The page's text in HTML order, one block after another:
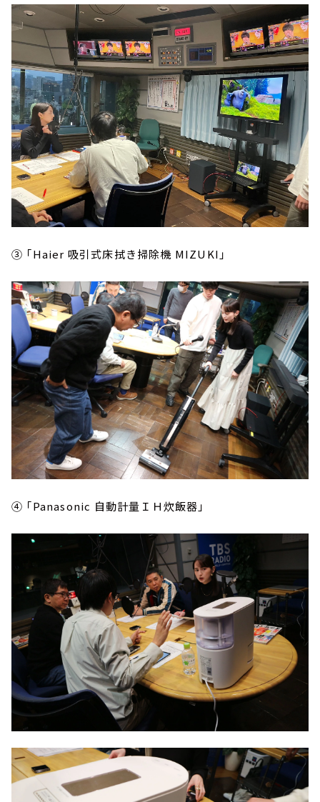
③ 「Haier 吸引式床拭き掃除機 MIZUKI」
④ 「Panasonic 自動計量ＩＨ炊飯器」